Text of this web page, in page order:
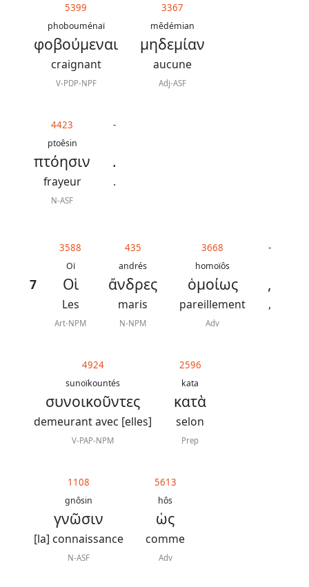
5399
phobouménaï
φοβούμεναι
craignant
V-PDP-NPF
3367
mêdémian
μηδεμίαν
aucune
Adj-ASF
4423
ptoêsin
πτόησιν
frayeur
N-ASF
-
.
.
7
3588
Oï
Οἱ
Les
Art-NPM
435
andrés
ἄνδρες
maris
N-NPM
3668
homoïôs
ὁμοίως
pareillement
Adv
-
,
,
4924
sunoïkountés
συνοικοῦντες
demeurant avec [elles]
V-PAP-NPM
2596
kata
κατὰ
selon
Prep
1108
gnôsin
γνῶσιν
[la] connaissance
N-ASF
5613
hôs
ὡς
comme
Adv